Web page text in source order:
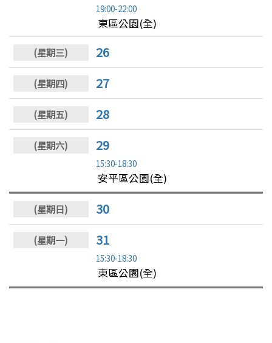
19:00-22:00
東區公園(全)
26
27
28
29
15:30-18:30
安平區公園(全)
30
31
15:30-18:30
東區公園(全)